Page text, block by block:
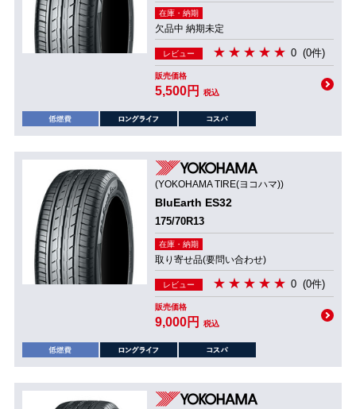
在庫・納期
欠品中 納期未定
レビュー 0 (0件)
販売価格
5,500円 税込
(YOKOHAMA TIRE(ヨコハマ))
BluEarth ES32
175/70R13
在庫・納期
取り寄せ品(要問い合わせ)
レビュー 0 (0件)
販売価格
9,000円 税込